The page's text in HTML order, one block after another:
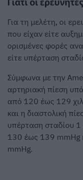
Για τη μελέτη, οι
που είχαν είτε
ορισμένες φορές
είτε υπέρταση
Σύμφωνα με την
αρτηριακή πίεση
από 120 έως 129
και η διαστολική
υπέρταση σταδίου 1
130 έως 139 mmHg
mmHg.